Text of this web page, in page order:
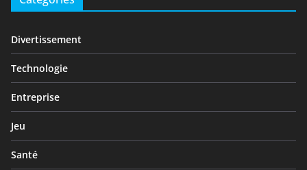
Divertissement
Technologie
Entreprise
Jeu
Santé